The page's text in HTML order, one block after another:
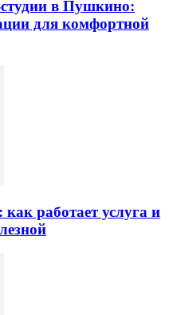
в Пушкино:
для комфортной
работает услуга и